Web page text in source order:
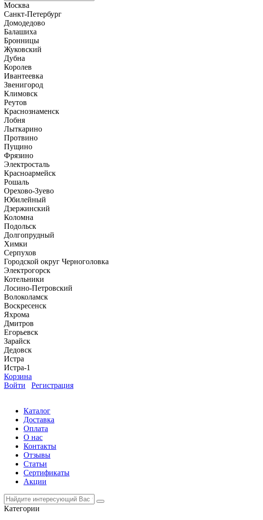
Москва
Санкт-Петербург
Домодедово
Балашиха
Бронницы
Жуковский
Дубна
Королев
Ивантеевка
Звенигород
Климовск
Реутов
Краснознаменск
Лобня
Лыткарино
Протвино
Пущино
Фрязино
Электросталь
Красноармейск
Рошаль
Орехово-Зуево
Юбилейный
Дзержинский
Коломна
Подольск
Долгопрудный
Химки
Серпухов
Городской округ Черноголовка
Электрогорск
Котельники
Лосино-Петровский
Волоколамск
Воскресенск
Яхрома
Дмитров
Егорьевск
Зарайск
Дедовск
Истра
Истра-1
Корзина
Войти
Регистрация
Каталог
Доставка
Оплата
О нас
Контакты
Отзывы
Статьи
Сертификаты
Акции
Категории